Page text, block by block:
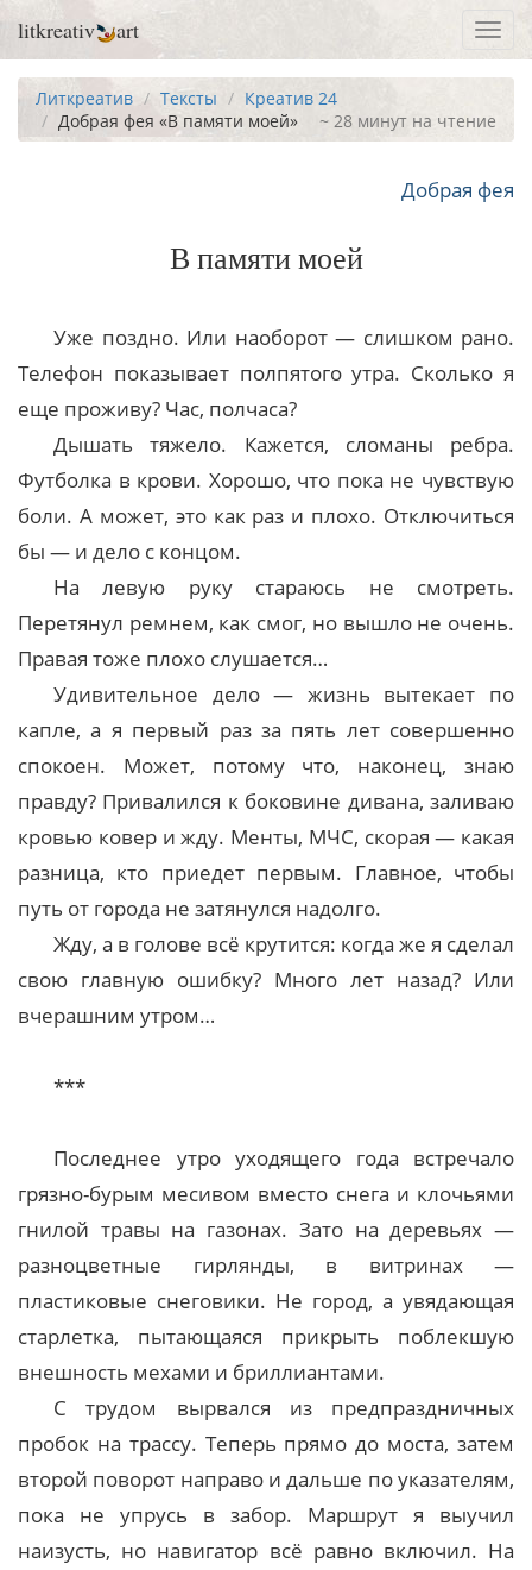
litkreativ art
Литкреатив Тексты
Креатив 24
Добрая фея «В памяти моей»
~ 28 минут на чтение
Добрая фея
В памяти моей
Уже поздно. Или наоборот — слишком рано.
Телефон показывает полпятого утра. Сколько я
еще проживу? Час, полчаса?
Дышать тяжело. Кажется, сломаны ребра.
Футболка в крови. Хорошо, что пока не чувствую
боли. А может, это как раз и плохо. Отключиться
бы — и дело с концом.
На левую руку стараюсь не смотреть.
Перетянул ремнем, как смог, но вышло не очень.
Правая тоже плохо слушается…
Удивительное дело — жизнь вытекает по
капле, а я первый раз за пять лет совершенно
спокоен. Может, потому что, наконец, знаю
правду? Привалился к боковине дивана, заливаю
кровью ковер и жду. Менты, МЧС, скорая — какая
разница, кто приедет первым. Главное, чтобы
путь от города не затянулся надолго.
Жду, а в голове всё крутится: когда же я сделал
свою главную ошибку? Много лет назад? Или
вчерашним утром…
***
Последнее утро уходящего года встречало
грязно-бурым месивом вместо снега и клочьями
гнилой травы на газонах. Зато на деревьях —
разноцветные гирлянды, в витринах —
пластиковые снеговики. Не город, а увядающая
старлетка, пытающаяся прикрыть поблекшую
внешность мехами и бриллиантами.
С трудом вырвался из предпраздничных
пробок на трассу. Теперь прямо до моста, затем
второй поворот направо и дальше по указателям,
пока не упрусь в забор. Маршрут я выучил
наизусть, но навигатор всё равно включил. На